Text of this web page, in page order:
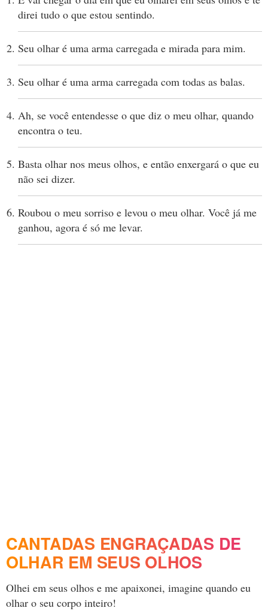
direi tudo o que estou sentindo.
Seu olhar é uma arma carregada e mirada para mim.
Seu olhar é uma arma carregada com todas as balas.
Ah, se você entendesse o que diz o meu olhar, quando
encontra o teu.
Basta olhar nos meus olhos, e então enxergará o que eu
não sei dizer.
Roubou o meu sorriso e levou o meu olhar. Você já me
ganhou, agora é só me levar.
CANTADAS ENGRAÇADAS DE
OLHAR EM SEUS OLHOS
Olhei em seus olhos e me apaixonei, imagine quando eu
olhar o seu corpo inteiro!